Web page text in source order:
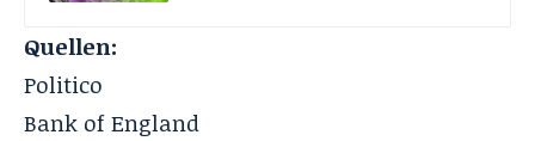
Quellen:
Politico
Bank of England